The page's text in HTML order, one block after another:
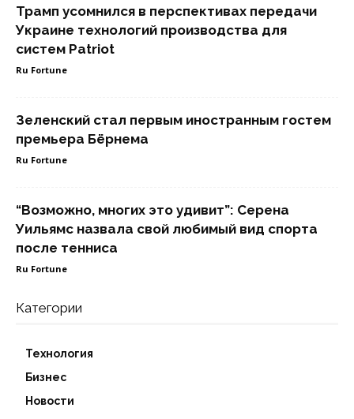
Трамп усомнился в перспективах передачи
Украине технологий производства для
систем Patriot
Ru Fortune
Зеленский стал первым иностранным гостем
премьера Бёрнема
Ru Fortune
“Возможно, многих это удивит”: Серена
Уильямс назвала свой любимый вид спорта
после тенниса
Ru Fortune
Категории
Технология
Бизнес
Новости